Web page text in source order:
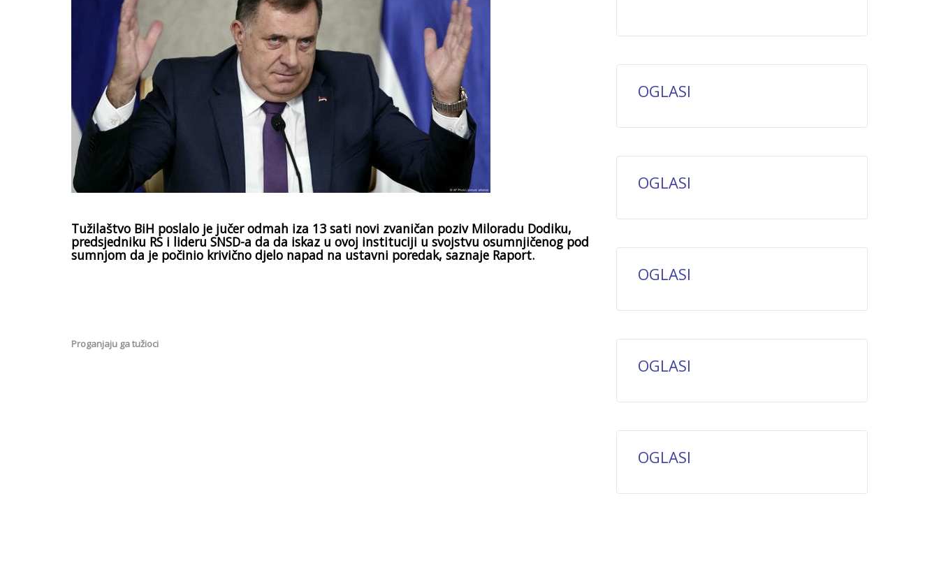
Tužilaštvo BiH poslalo je jučer odmah iza 13 sati novi zvaničan poziv Miloradu Dodiku,
predsjedniku RS i lideru SNSD-a da da iskaz u ovoj instituciji u svojstvu osumnjičenog pod
sumnjom da je počinio krivično djelo napad na ustavni poredak, saznaje Raport.
Proganjaju ga tužioci
OGLASI
OGLASI
OGLASI
OGLASI
OGLASI